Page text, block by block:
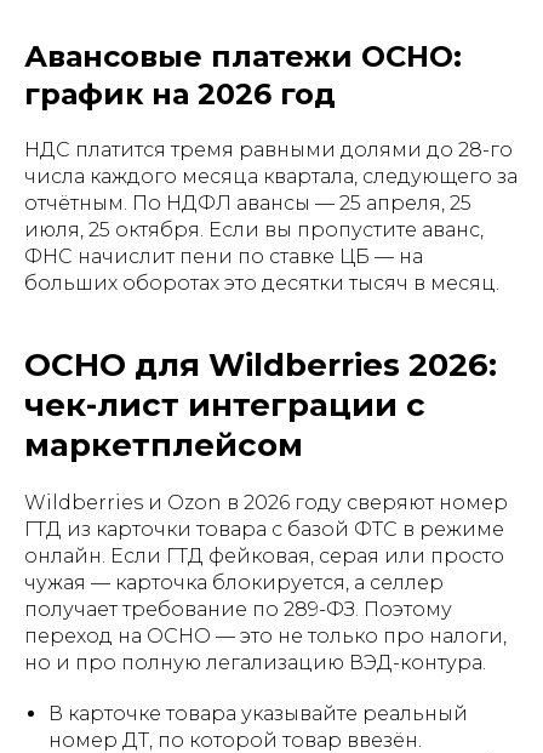
Авансовые платежи ОСНО:
график на 2026 год
НДС платится тремя равными долями до 28-го
числа каждого месяца квартала, следующего за
отчётным. По НДФЛ авансы — 25 апреля, 25
июля, 25 октября. Если вы пропустите аванс,
ФНС начислит пени по ставке ЦБ — на
больших оборотах это десятки тысяч в месяц.
ОСНО для Wildberries 2026:
чек-лист интеграции с
маркетплейсом
Wildberries и Ozon в 2026 году сверяют номер
ГТД из карточки товара с базой ФТС в режиме
онлайн. Если ГТД фейковая, серая или просто
чужая — карточка блокируется, а селлер
получает требование по 289-ФЗ. Поэтому
переход на ОСНО — это не только про налоги,
но и про полную легализацию ВЭД-контура.
В карточке товара указывайте реальный
номер ДТ, по которой товар ввезён.